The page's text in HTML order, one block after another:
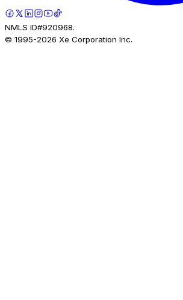
NMLS ID#920968.
© 1995-2026 Xe Corporation Inc.